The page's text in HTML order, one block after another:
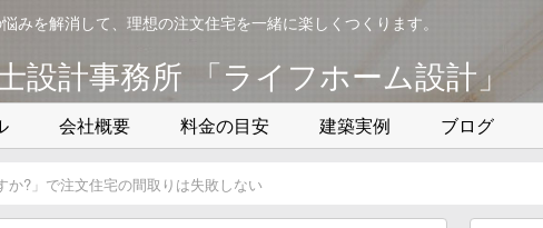
みを解消して、理想の注文住宅を一緒に楽しくつくります。
設計事務所 「ライフホーム設計」
会社概要 料金の目安 建築実例 ブログ
?」で注文住宅の間取りは失敗しない